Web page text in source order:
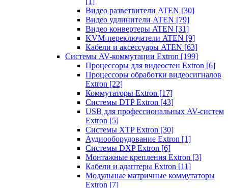
Видео разветвители ATEN [30]
Видео удлинители ATEN [79]
Видео конвертеры ATEN [31]
KVM-переключатели ATEN [9]
Кабели и аксессуары ATEN [63]
Системы AV-коммутации Extron [199]
Процессоры для видеостен Extron [6]
Процессоры обработки видеосигналов
Extron [22]
Коммутаторы Extron [17]
Системы DTP Extron [43]
USB для профессиональных AV-систем
Extron [5]
Системы XTP Extron [30]
Аудиооборудование Extron [1]
Системы DXP Extron [6]
Монтажные крепления Extron [3]
Кабели и адаптеры Extron [11]
Модульные матричные коммутаторы
Extron [7]